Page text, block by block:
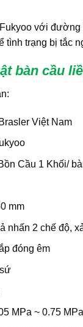
với
tình trạng bị tắc
bàn cầu
Việt Nam
Cầu 1 Khối/
mm
nhấn 2 chế độ,
đóng êm
MPa ~ 0.75 MPa